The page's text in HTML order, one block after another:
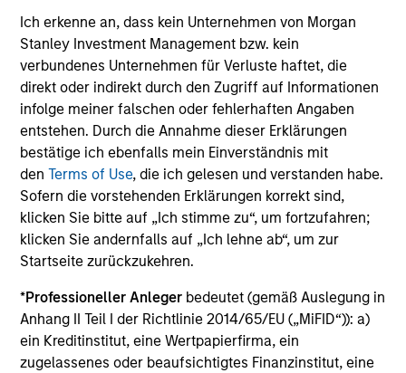
Ich erkenne an, dass kein Unternehmen von Morgan
Stanley Investment Management bzw. kein
verbundenes Unternehmen für Verluste haftet, die
direkt oder indirekt durch den Zugriff auf Informationen
infolge meiner falschen oder fehlerhaften Angaben
entstehen. Durch die Annahme dieser Erklärungen
bestätige ich ebenfalls mein Einverständnis mit
denTerms of Use, die ich gelesen und verstanden habe.
Sofern die vorstehenden Erklärungen korrekt sind,
klicken Sie bitte auf „Ich stimme zu“, um fortzufahren;
klicken Sie andernfalls auf „Ich lehne ab“, um zur
Startseite zurückzukehren.
*Professioneller Anleger bedeutet (gemäß Auslegung in
Anhang II Teil I der Richtlinie 2014/65/EU („MiFID“)): a)
ein Kreditinstitut, eine Wertpapierfirma, ein
zugelassenes oder beaufsichtigtes Finanzinstitut, eine
Eric Kanter
Managing Director
Steve Rodgers
Managing Director
Adam Shaw
Managing Director
James R. Stewart
Managing Director